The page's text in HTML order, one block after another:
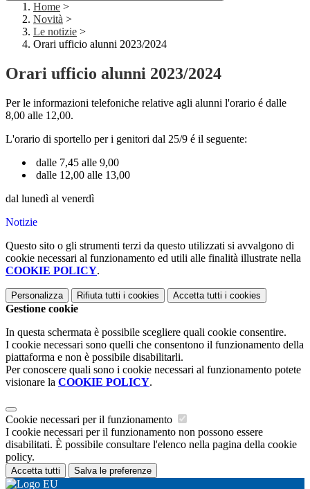
Home >
Novità >
Le notizie >
Orari ufficio alunni 2023/2024
Orari ufficio alunni 2023/2024
Per le informazioni telefoniche relative agli alunni l'orario é dalle
8,00 alle 12,00.
L'orario di sportello per i genitori dal 25/9 é il seguente:
dalle 7,45 alle 9,00
dalle 12,00 alle 13,00
dal lunedì al venerdì
Notizie
Questo sito o gli strumenti terzi da questo utilizzati si avvalgono di
cookie necessari al funzionamento ed utili alle finalità illustrate nella
COOKIE POLICY.
Personalizza Rifiuta tutti i cookies Accetta tutti i cookies
Gestione cookie
In questa schermata è possibile scegliere quali cookie consentire.
I cookie necessari sono quelli che consentono il funzionamento della
piattaforma e non è possibile disabilitarli.
Per conoscere quali sono i cookie necessari al funzionamento potete
visionare la COOKIE POLICY.
Cookie necessari per il funzionamento
I cookie necessari per il funzionamento non possono essere
disabilitati. È possibile consultare l'elenco nella pagina della cookie
policy.
Accetta tutti Salva le preferenze